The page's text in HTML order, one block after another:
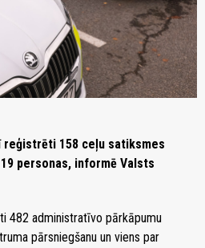
158 ceļu satiksmes
personas, informē Valsts
482 administratīvo pārkāpumu
pārsniegšanu un viens par